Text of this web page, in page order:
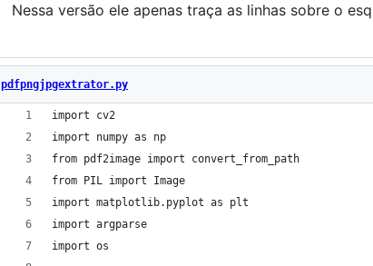
Nessa versão ele apenas traça as linhas sobre o
pdfpngjpgextrator.py
import cv2
import numpy as np
from pdf2image import convert_from_path
from PIL import Image
import matplotlib.pyplot as plt
import argparse
import os